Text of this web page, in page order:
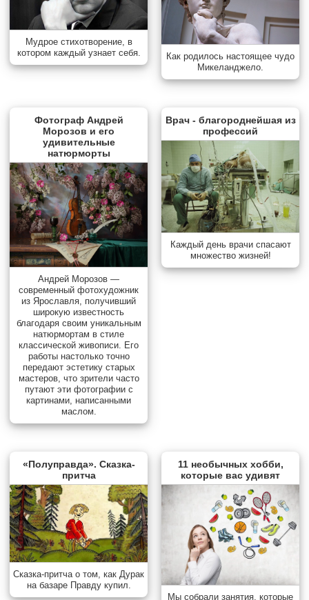
Мудрое стихотворение, в
котором каждый узнает себя.
Как родилось настоящее чудо
Микеланджело.
Фотограф Андрей
Морозов и его
удивительные
натюрморты
Андрей Морозов —
современный фотохудожник
из Ярославля, получивший
широкую известность
благодаря своим уникальным
натюрмортам в стиле
классической живописи. Его
работы настолько точно
передают эстетику старых
мастеров, что зрители часто
путают эти фотографии с
картинами, написанными
маслом.
Врач - благороднейшая из
профессий
Каждый день врачи спасают
множество жизней!
«Полуправда». Сказка-
притча
Сказка-притча о том, как Дурак
на базаре Правду купил.
11 необычных хобби,
которые вас удивят
Мы собрали занятия, которые